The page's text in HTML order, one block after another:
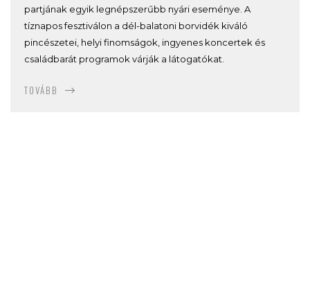
partjának egyik legnépszerűbb nyári eseménye. A
tíznapos fesztiválon a dél-balatoni borvidék kiváló
pincészetei, helyi finomságok, ingyenes koncertek és
családbarát programok várják a látogatókat.
TOVÁBB